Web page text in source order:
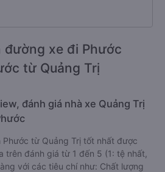
đường xe đi Phước
từ Quảng Trị
đánh giá nhà xe Quảng Trị
Phước từ Quảng Trị tốt nhất được
trên đánh giá từ 1 đến 5 (1: tệ nhất,
với các tiêu chí như: Chất lượng